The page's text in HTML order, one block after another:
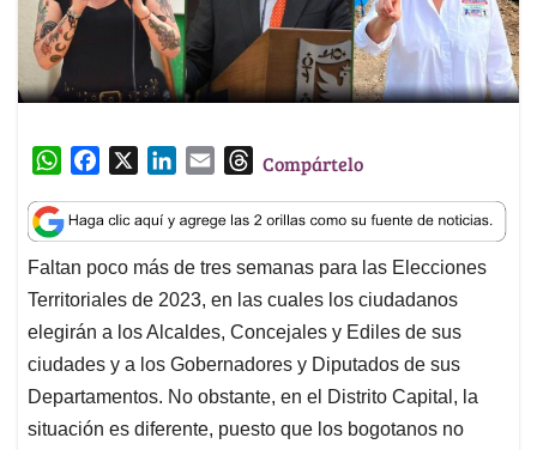
W
a
t
s
A
p
p
c
e
b
o
o
k
n
k
e
d
I
n
a
i
l
T
r
e
a
d
s
Compártelo
Faltan poco más de tres semanas para las Elecciones
Territoriales de 2023, en las cuales los ciudadanos
elegirán a los Alcaldes, Concejales y Ediles de sus
ciudades y a los Gobernadores y Diputados de sus
Departamentos. No obstante, en el Distrito Capital, la
situación es diferente, puesto que los bogotanos no